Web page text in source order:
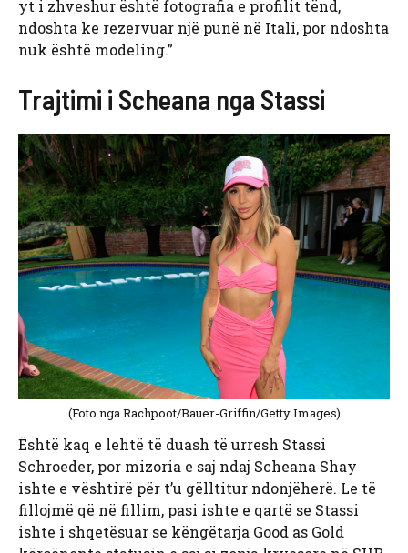
yt i zhveshur është fotografia e profilit tënd,
ndoshta ke rezervuar një punë në Itali, por ndoshta
nuk është modeling.”
Trajtimi i Scheana nga Stassi
(Foto nga Rachpoot/Bauer-Griffin/Getty Images)
Është kaq e lehtë të duash të urresh Stassi
Schroeder, por mizoria e saj ndaj Scheana Shay
ishte e vështirë për t’u gëlltitur ndonjëherë. Le të
fillojmë që në fillim, pasi ishte e qartë se Stassi
ishte i shqetësuar se këngëtarja Good as Gold